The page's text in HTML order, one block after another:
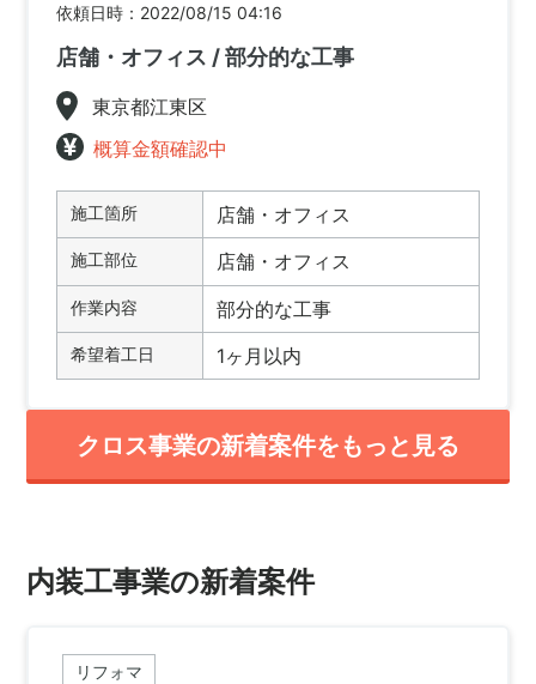
依頼日時：2022/08/15 04:16
店舗・オフィス / 部分的な工事
東京都江東区
概算金額確認中
施工箇所 店舗・オフィス
施工部位 店舗・オフィス
作業内容 部分的な工事
希望着工日 1ヶ月以内
クロス事業の新着案件をもっと見る
内装工事業の新着案件
リフォマ